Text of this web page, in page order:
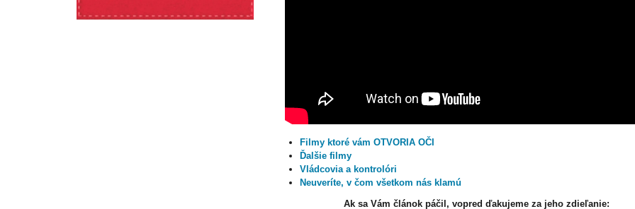
Filmy ktoré vám OTVORIA OČI
Ďalšie filmy
Vládcovia a kontrolóri
Neuveríte, v čom všetkom nás klamú
Ak sa Vám článok páčil, vopred ďakujeme za jeho zdieľanie: